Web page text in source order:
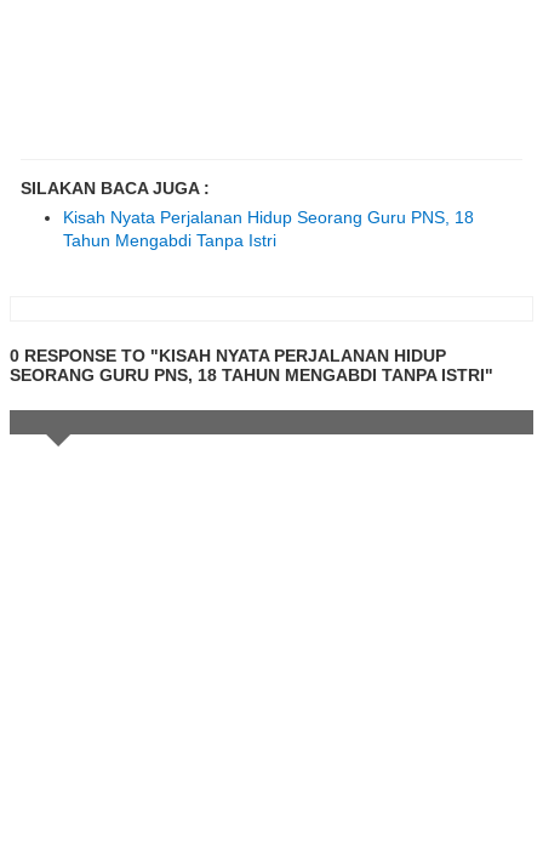
SILAKAN BACA JUGA :
Kisah Nyata Perjalanan Hidup Seorang Guru PNS, 18
Tahun Mengabdi Tanpa Istri
0 RESPONSE TO "KISAH NYATA PERJALANAN HIDUP
SEORANG GURU PNS, 18 TAHUN MENGABDI TANPA ISTRI"